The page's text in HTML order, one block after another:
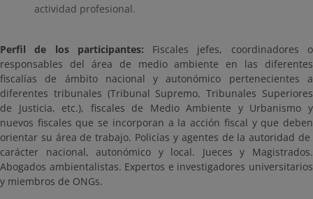
actividad profesional.
Perfil de los participantes: Fiscales jefes, coordinadores o
responsables del área de medio ambiente en las diferentes
fiscalías de ámbito nacional y autonómico pertenecientes a
diferentes tribunales (Tribunal Supremo, Tribunales Superiores
de Justicia, etc.), fiscales de Medio Ambiente y Urbanismo y
nuevos fiscales que se incorporan a la acción fiscal y que deben
orientar su área de trabajo. Policías y agentes de la autoridad de
carácter nacional, autonómico y local. Jueces y Magistrados.
Abogados ambientalistas. Expertos e investigadores universitarios
y miembros de ONGs.